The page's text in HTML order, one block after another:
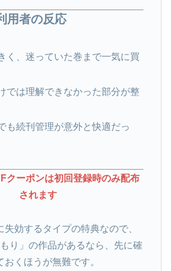
用者の反応
く、迷っていた巻まで一気に買
では理解できなかった部分が整
も続刊管理が意外と快適だっ
クーポンは初回登録時のみ配布
されます
失効するタイプの特典なので、
もり」の作品があるなら、先に確
おくほうが無難です。